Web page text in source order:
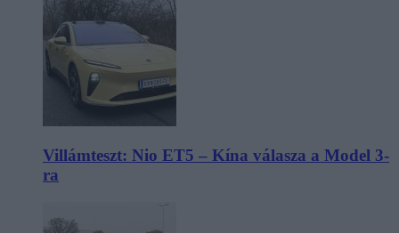
Villámteszt: Nio ET5 – Kína válasza a Model 3-
ra